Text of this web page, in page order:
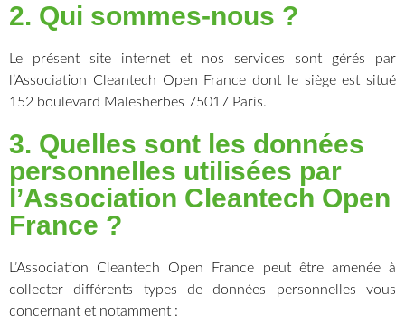
2. Qui sommes-nous ?
Le présent site internet et nos services sont gérés par
l’Association Cleantech Open France dont le siège est situé
152 boulevard Malesherbes 75017 Paris.
3. Quelles sont les données
personnelles utilisées par
l’Association Cleantech Open
France ?
L’Association Cleantech Open France peut être amenée à
collecter différents types de données personnelles vous
concernant et notamment :